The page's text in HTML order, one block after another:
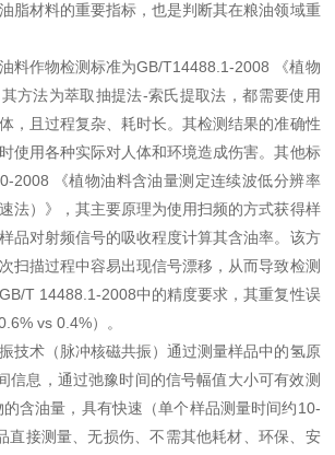
脂材料的重要指标，也是判断其在粮油领域重
料作物检测标准为GB/T14488.1-2008
《植物
方法为萃取抽提法-索氏提取法，都需要使用
，且过程复杂、耗时长。其检测结果的准确性
使用各种实际对人体和环境造成伤害。其他标
2008 《植物油料含油量测定连续波低分辨率
法）》，其主要原理为使用扫频的方式获得样
品对射频信号的吸收程度计算其含油率。该方
扫描过程中容易出现信号漂移，从而导致检测
T 14488.1-2008中的精度要求 ，其重复性误
vs 0.4%）。
技术（脉冲核磁共振）通过测量样品中的氢原
信息，通过弛豫时间的信号幅值大小可有效测
含油量，具有快速（单个样品测量时间约10-
直接测量、无损伤、不需其他耗材、环保、安